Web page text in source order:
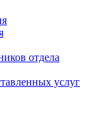
отдела
услуг